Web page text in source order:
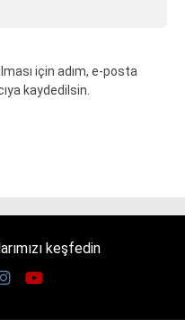
için adım, e-posta
kaydedilsin.
keşfedin